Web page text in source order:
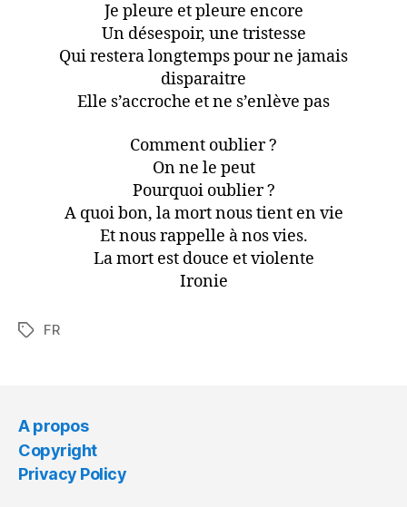
Je pleure et pleure encore
Un désespoir, une tristesse
Qui restera longtemps pour ne jamais
disparaitre
Elle s’accroche et ne s’enlève pas
Comment oublier ?
On ne le peut
Pourquoi oublier ?
A quoi bon, la mort nous tient en vie
Et nous rappelle à nos vies.
La mort est douce et violente
Ironie
TagsFR
A propos
Copyright
Privacy Policy